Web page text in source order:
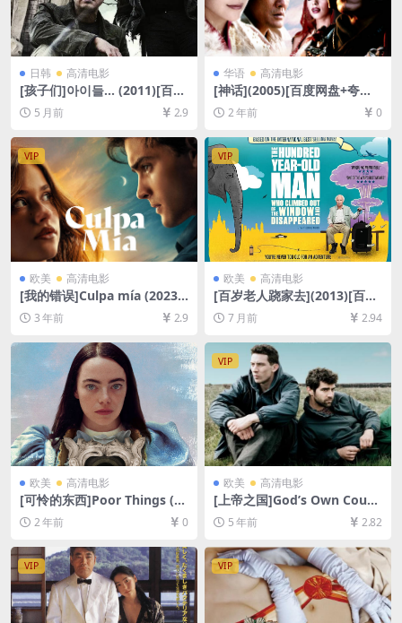
日韩 高清电影
[孩子们]아이들… (2011)[百度
网盘+夸克网盘1080P超清未
删减资源][网盘在线播放/下
载][MP4/6.6GB][中文字幕]
5 月前 2.9
华语 高清电影
[神话](2005)[百度网盘+夸克
网盘1080P超清未删减资源]
[网盘在线播放/下载][MP4/8G
B][中文字幕]
2 年前 0
VIP
欧美 高清电影
[我的错误]Culpa mía (2023)
[百度网盘+迅雷云盘资源1080
P超清未删减][MP4/6GB][中
3 年前 2.9
VIP
欧美 高清电影
[百岁老人跷家去](2013)[百度
网盘+夸克网盘1080P超清未
删减资源][网盘在线播放/下
7 月前 2.94
欧美 高清电影
[可怜的东西]Poor Things (20
23)[百度网盘+夸克网盘1080P
超清未删减资源][网盘在线播
放/下载][MP4/8.5GB][中英字
幕]
2 年前 0
VIP
欧美 高清电影
[上帝之国]God’s Own Count
ry (2017)[百度网盘+迅雷云盘
资源1080P超清未删减][MP4/
5.9GB][中英字幕]【视频文件
+防和谐压缩包（含解压密
码）】
5 年前 2.82
VIP VIP